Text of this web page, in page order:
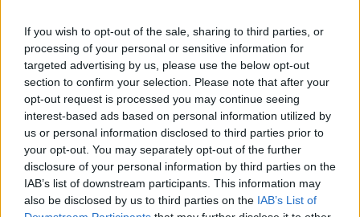
If you wish to opt-out of the sale, sharing to third parties, or
processing of your personal or sensitive information for
targeted advertising by us, please use the below opt-out
section to confirm your selection. Please note that after your
opt-out request is processed you may continue seeing
interest-based ads based on personal information utilized by
us or personal information disclosed to third parties prior to
your opt-out. You may separately opt-out of the further
disclosure of your personal information by third parties on the
IAB’s list of downstream participants. This information may
also be disclosed by us to third parties on the IAB’s List of
Kërkoi një ndërhyrje të
lehtë në nofull, por pësoi
deformim të rëndë në
fytyrë dhe humbi punën si
modele
Sulmet e majmunit
shkaktojnë panik në një
qytet të Indonezisë, 18 të
plagosur